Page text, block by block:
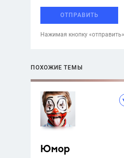
ОТПРАВИТЬ
Нажимая кнопку
ПОХОЖИЕ ТЕМЫ
Юмор